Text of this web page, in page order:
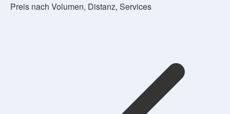
Preis nach Volumen, Distanz, Services